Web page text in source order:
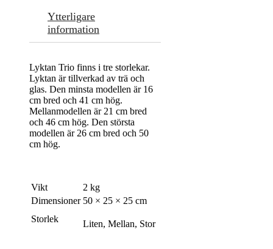
Ytterligare
information
Lyktan Trio finns i tre storlekar.
Lyktan är tillverkad av trä och
glas. Den minsta modellen är 16
cm bred och 41 cm hög.
Mellanmodellen är 21 cm bred
och 46 cm hög. Den största
modellen är 26 cm bred och 50
cm hög.
Vikt
2 kg
Dimensioner 50 × 25 × 25 cm
Storlek
Liten, Mellan, Stor